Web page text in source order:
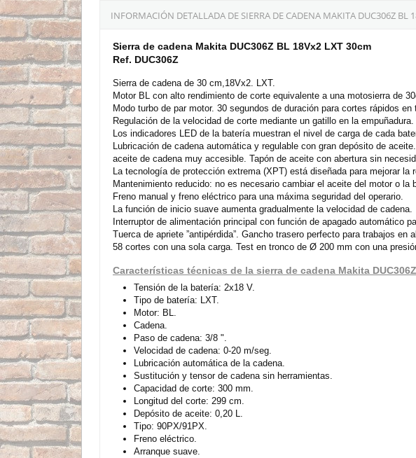
INFORMACIÓN DETALLADA DE SIERRA DE CADENA MAKITA DUC306Z BL
Sierra de cadena Makita DUC306Z BL 18Vx2 LXT 30cm
Ref. DUC306Z
Sierra de cadena de 30 cm,18Vx2. LXT.
Motor BL con alto rendimiento de corte equivalente a una motosierra de
Modo turbo de par motor. 30 segundos de duración para cortes rápidos en
Regulación de la velocidad de corte mediante un gatillo en la empuñadura.
Los indicadores LED de la batería muestran el nivel de carga de cada
Lubricación de cadena automática y regulable con gran depósito de
aceite de cadena muy accesible. Tapón de aceite con abertura sin
La tecnología de protección extrema (XPT) está diseñada para mejorar
Mantenimiento reducido: no es necesario cambiar el aceite del motor o
Freno manual y freno eléctrico para una máxima seguridad del operario.
La función de inicio suave aumenta gradualmente la velocidad de cadena.
Interruptor de alimentación principal con función de apagado automático
Tuerca de apriete ”antipérdida”. Gancho trasero perfecto para trabajos en
58 cortes con una sola carga. Test en tronco de Ø 200 mm con una
Características técnicas de la sierra de cadena Makita DUC306Z
Tensión de la batería: 2x18 V.
Tipo de batería: LXT.
Motor: BL.
Cadena.
Paso de cadena: 3/8 ".
Velocidad de cadena: 0-20 m/seg.
Lubricación automática de la cadena.
Sustitución y tensor de cadena sin herramientas.
Capacidad de corte: 300 mm.
Longitud del corte: 299 cm.
Depósito de aceite: 0,20 L.
Tipo: 90PX/91PX.
Freno eléctrico.
Arranque suave.